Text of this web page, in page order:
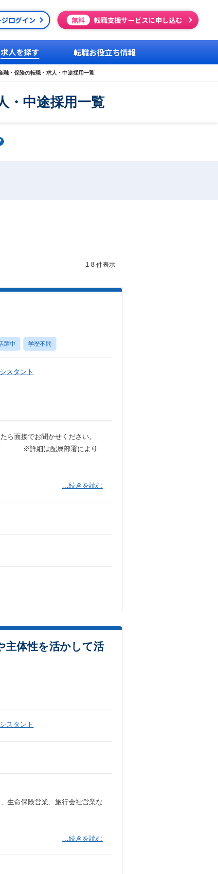
ログイン 無料 転職支援サービスに申し込む
求人を探す 転職お役立ち情報
融・保険の転職・求人・中途採用一覧
・中途採用一覧
1-8 件表示
躍中 学歴不問
スタント
ら面接でお聞かせください。
応 ※詳細は配属部署により
…続きを読む
主体性を活かして活
スタント
生命保険営業、旅行会社営業な
…続きを読む